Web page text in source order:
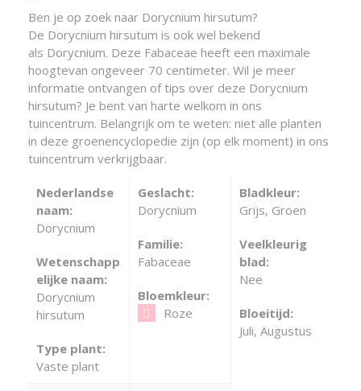
Ben je op zoek naar Dorycnium hirsutum?
De Dorycnium hirsutum is ook wel bekend
als Dorycnium. Deze Fabaceae heeft een maximale
hoogtevan ongeveer 70 centimeter. Wil je meer
informatie ontvangen of tips over deze Dorycnium
hirsutum? Je bent van harte welkom in ons
tuincentrum. Belangrijk om te weten: niet alle planten
in deze groenencyclopedie zijn (op elk moment) in ons
tuincentrum verkrijgbaar.
Nederlandse
naam:
Dorycnium
Wetenschapp
elijke naam:
Dorycnium
hirsutum
Type plant:
Vaste plant
Geslacht:
Dorycnium
Familie:
Fabaceae
Bloemkleur:
Roze
Bladkleur:
Grijs, Groen
Veelkleurig
blad:
Nee
Bloeitijd:
Juli, Augustus